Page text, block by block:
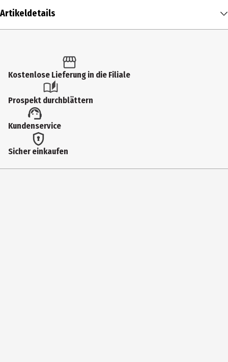
Artikeldetails
Produkttyp
Stapeln und Stecken
Altersempfehlung ab
18 Monate
Artikelnummer des Herstellers
Kostenlose Lieferung in die Filiale
Prospekt durchblättern
Kundenservice
Sicher einkaufen